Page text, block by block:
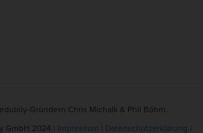
Gründern Chris Michalk & Phil Böhm.
2024 | Impressum Datenschutzerklärung